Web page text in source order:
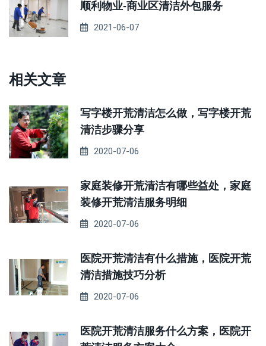
顺利物业-商业区清洁外包服务
2021-06-07
相关文章
写字楼开荒清洁怎么做，写字楼开荒
清洁步骤分享
2020-07-06
家庭装修开荒清洁有哪些益处，家庭
装修开荒清洁服务明细
2020-07-06
医院开荒清洁有什么措施，医院开荒
清洁措施技巧分析
2020-07-06
医院开荒清洁服务什么方案，医院开